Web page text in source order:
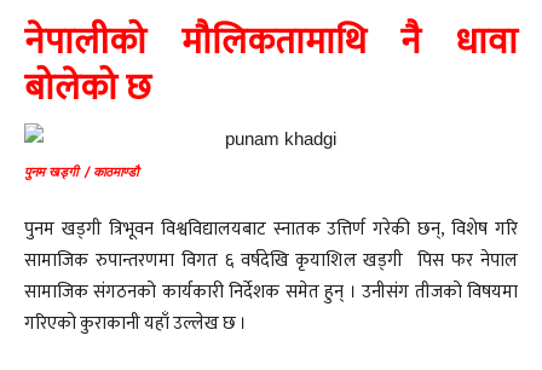
नेपालीको मौलिकतामाथि नै धावा
बोलेको छ
पुनम खड्गी / काठमाण्डौ
पुनम खड्गी त्रिभूवन विश्वविद्यालयबाट स्नातक उत्तिर्ण गरेकी छन्, विशेष गरि
सामाजिक रुपान्तरणमा विगत ६ वर्षदेखि कृयाशिल खड्गी पिस फर नेपाल
सामाजिक संगठनको कार्यकारी निर्देशक समेत हुन् । उनीसंग तीजको विषयमा
गरिएको कुराकानी यहाँ उल्लेख छ ।